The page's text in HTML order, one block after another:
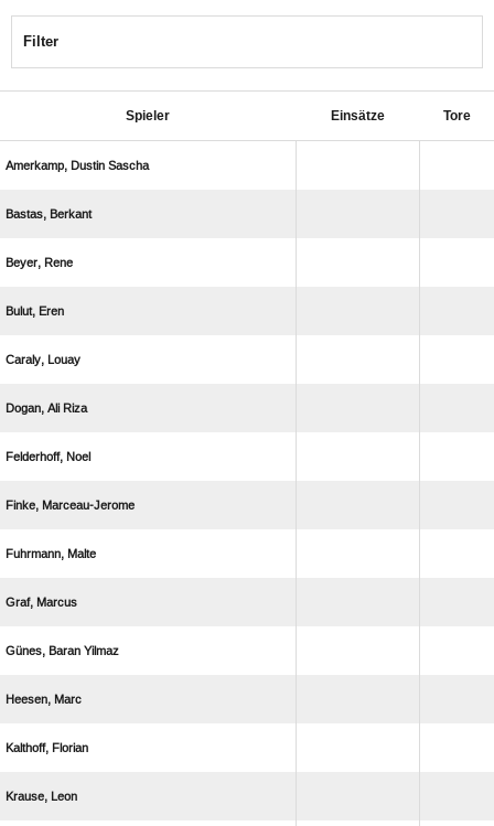
Filter
Spieler Einsätze Tore
  
 
 
 
 
  
 
 
 
 
  
 
 
 